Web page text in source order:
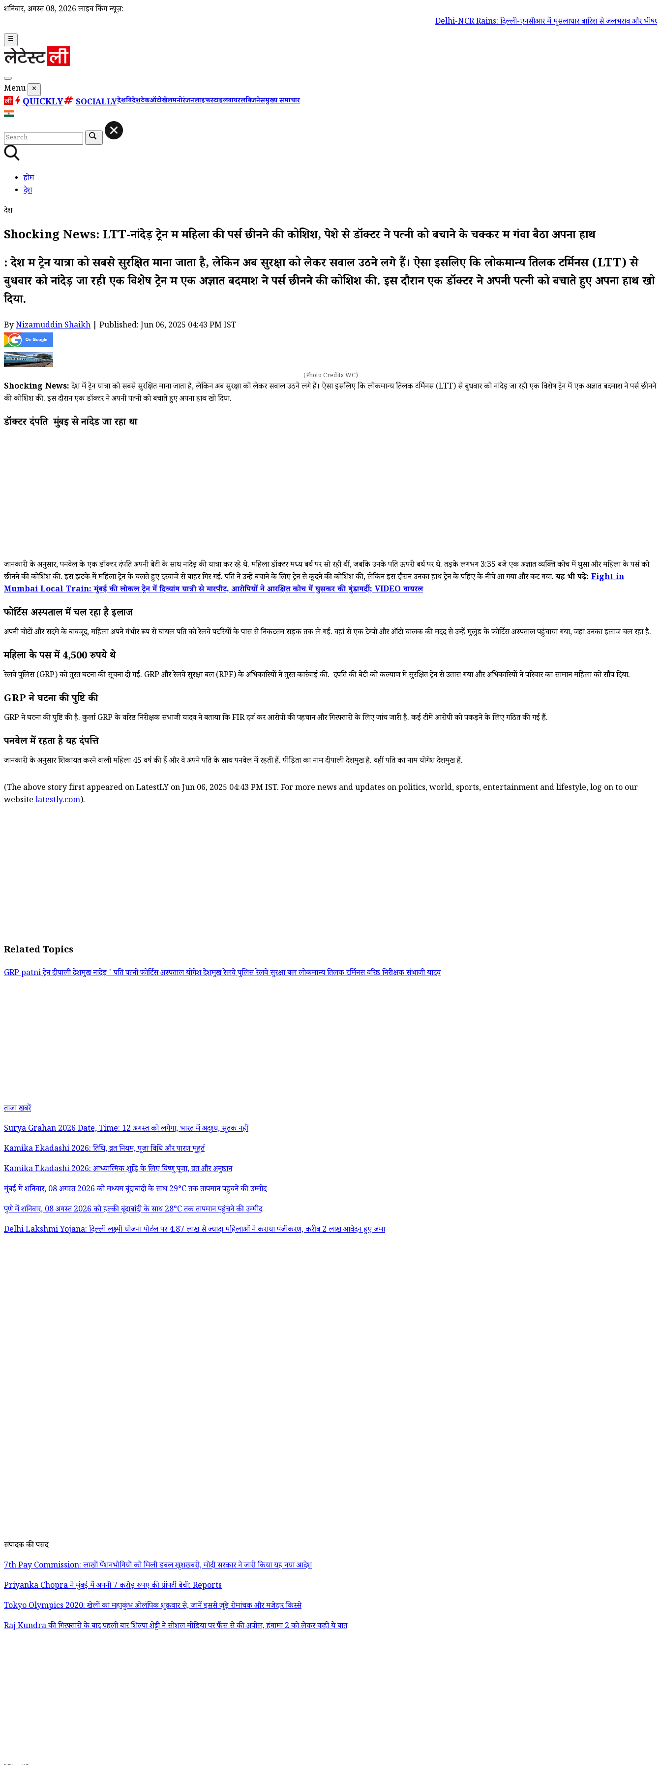
शनिवार, अगस्त 08, 2026 लाइव ब्रेकिंग न्यूज़:
Delhi-NCR Rains: दिल्ली-एनसीआर में मूसलाधार बारिश से जलभराव और भीषण जाम,
☰
Menu ✕
QUICKLY SOCIALLYदेशविदेशटेकऑटोखेलमनोरंजनलाइफस्टाइलवायरलबिजनेसमुख्य समाचार
होम
देश
देश
Shocking News: LTT-नांदेड़ ट्रेन में महिला की पर्स छीनने की कोशिश, पेशे से डॉक्टर ने पत्नी को बचाने के चक्कर में गंवा बैठा अपना हाथ
: देश में ट्रेन यात्रा को सबसे सुरक्षित माना जाता है, लेकिन अब सुरक्षा को लेकर सवाल उठने लगे हैं। ऐसा इसलिए कि लोकमान्य तिलक टर्मिनस (LTT) से
बुधवार को नांदेड़ जा रही एक विशेष ट्रेन में एक अज्ञात बदमाश ने पर्स छीनने की कोशिश की. इस दौरान एक डॉक्टर ने अपनी पत्नी को बचाते हुए अपना हाथ खो
दिया.
ByNizamuddin Shaikh | Published: Jun 06, 2025 04:43 PM IST
(Photo Credits WC)
Shocking News:देश में ट्रेन यात्रा को सबसे सुरक्षित माना जाता है, लेकिन अब सुरक्षा को लेकर सवाल उठने लगे हैं। ऐसा इसलिए कि लोकमान्य तिलक टर्मिनस (LTT) से बुधवार को नांदेड़ जा रही एक विशेष ट्रेन में एक अज्ञात बदमाश ने पर्स छीनने
की कोशिश की. इस दौरान एक डॉक्टर ने अपनी पत्नी को बचाते हुए अपना हाथ खो दिया.
डॉक्टर दंपति मुंबई से नांदेड जा रहा था
जानकारी के अनुसार, पनवेल के एक डॉक्टर दंपति अपनी बेटी के साथ नांदेड़ की यात्रा कर रहे थे. महिला डॉक्टर मध्य बर्थ पर सो रही थीं, जबकि उनके पति ऊपरी बर्थ पर थे. तड़के लगभग 3:35 बजे एक अज्ञात व्यक्ति कोच में घुसा और महिला के पर्स को
छीनने की कोशिश की. इस झटके में महिला ट्रेन के चलते हुए दरवाजे से बाहर गिर गईं. पति ने उन्हें बचाने के लिए ट्रेन से कूदने की कोशिश की, लेकिन इस दौरान उनका हाथ ट्रेन के पहिए के नीचे आ गया और कट गया.यह भी पढ़े: Fight in
Mumbai Local Train: मुंबई की लोकल ट्रेन में दिव्यांग यात्री से मारपीट, आरोपियों ने आरक्षित कोच में घुसकर की गुंडागर्दी; VIDEO वायरल
फोर्टिस अस्पताल में चल रहा है इलाज
अपनी चोटों और सदमे के बावजूद, महिला अपने गंभीर रूप से घायल पति को रेलवे पटरियों के पास से निकटतम सड़क तक ले गईं. वहां से एक टेम्पो और ऑटो चालक की मदद से उन्हें मुलुंड के फोर्टिस अस्पताल पहुंचाया गया, जहां उनका इलाज चल रहा है.
महिला के पर्स में 4,500 रुपये थे
रेलवे पुलिस (GRP) को तुरंत घटना की सूचना दी गई. GRP और रेलवे सुरक्षा बल (RPF) के अधिकारियों ने तुरंत कार्रवाई की. दंपति की बेटी को कल्याण में सुरक्षित ट्रेन से उतारा गया और अधिकारियों ने परिवार का सामान महिला को सौंप दिया.
GRP ने घटना की पुष्टि की
GRP ने घटना की पुष्टि की है. कुर्ला GRP के वरिष्ठ निरीक्षक संभाजी यादव ने बताया कि FIR दर्ज कर आरोपी की पहचान और गिरफ्तारी के लिए जांच जारी है. कई टीमें आरोपी को पकड़ने के लिए गठित की गई हैं.
पनवेल में रहता है यह दंपत्ति
जानकारी के अनुसार शिकायत करने वाली महिला 45 वर्ष की हैं और वे अपने पति के साथ पनवेल में रहती हैं. पीड़िता का नाम दीपाली देशमुख है. वहीं पति का नाम योगेश देशमुख हैं.
(The above story first appeared on LatestLY on Jun 06, 2025 04:43 PM IST. For more news and updates on politics, world, sports, entertainment and lifestyle, log on to our
website latestly.com).
Related Topics
GRPpatniट्रेनदीपाली देशमुखनांदेड़ 'पतिपत्नीफोर्टिस अस्पतालयोगेश देशमुखरेलवे पुलिसरेलवे सुरक्षा बललोकमान्य तिलक टर्मिनसवरिष्ठ निरीक्षक संभाजी यादव
ताजा खबरें
Surya Grahan 2026 Date, Time: 12 अगस्त को लगेगा, भारत में अदृश्य, सूतक नहीं
Kamika Ekadashi 2026: तिथि, व्रत नियम, पूजा विधि और पारण मुहूर्त
Kamika Ekadashi 2026: आध्यात्मिक शुद्धि के लिए विष्णु पूजा, व्रत और अनुष्ठान
मुंबई में शनिवार, 08 अगस्त 2026 को मध्यम बूंदाबांदी के साथ 29°C तक तापमान पहुंचने की उम्मीद
पुणे में शनिवार, 08 अगस्त 2026 को हल्की बूंदाबांदी के साथ 28°C तक तापमान पहुंचने की उम्मीद
Delhi Lakshmi Yojana: दिल्ली लक्ष्मी योजना पोर्टल पर 4.87 लाख से ज्यादा महिलाओं ने कराया पंजीकरण, करीब 2 लाख आवेदन हुए जमा
संपादक की पसंद
7th Pay Commission: लाखों पेंशनभोगियों को मिली डबल खुशखबरी, मोदी सरकार ने जारी किया यह नया आदेश
Priyanka Chopra ने मुंबई में अपनी 7 करोड़ रुपए की प्रॉपर्टी बेची: Reports
Tokyo Olympics 2020: खेलों का महाकुंभ ओलंपिक शुक्रवार से, जानें इससे जुड़े रोमांचक और मजेदार किस्से
Raj Kundra की गिरफ्तारी के बाद पहली बार शिल्पा शेट्टी ने सोशल मीडिया पर फैंस से की अपील, हंगामा 2 को लेकर कही ये बात